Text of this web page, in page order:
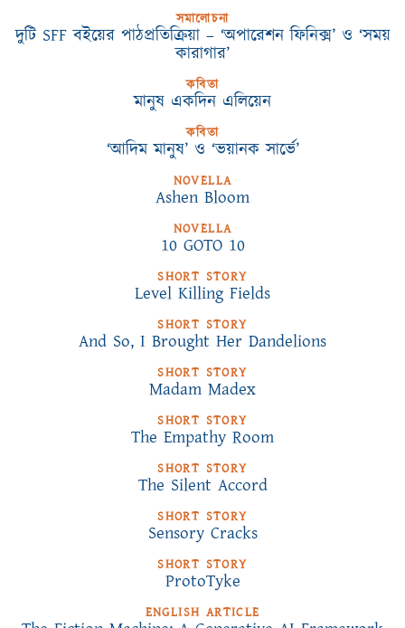
সমালোচনা
দুটি SFF বইয়ের পাঠপ্রতিক্রিয়া – ‘অপারেশন ফিনিক্স’ ও ‘সময়
কারাগার’
কবিতা
মানুষ একদিন এলিয়েন
কবিতা
‘আদিম মানুষ’ ও ‘ভয়ানক সার্ভে’
NOVELLA
Ashen Bloom
NOVELLA
10 GOTO 10
SHORT STORY
Level Killing Fields
SHORT STORY
And So, I Brought Her Dandelions
SHORT STORY
Madam Madex
SHORT STORY
The Empathy Room
SHORT STORY
The Silent Accord
SHORT STORY
Sensory Cracks
SHORT STORY
ProtoTyke
ENGLISH ARTICLE